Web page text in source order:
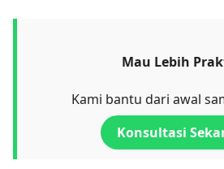
Mau Lebih
Kami bantu dari awal
Konsultasi